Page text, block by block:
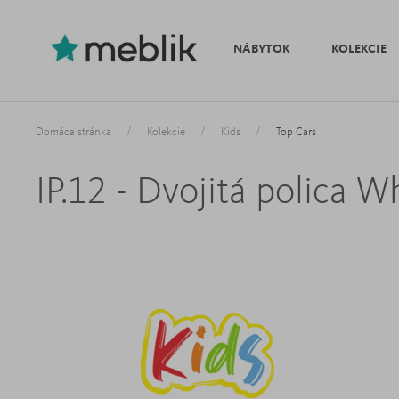
NÁBYTOK KOLEKCIE
Domáca stránka / Kolekcie / Kids / Top Cars
IP.12 - Dvojitá polica